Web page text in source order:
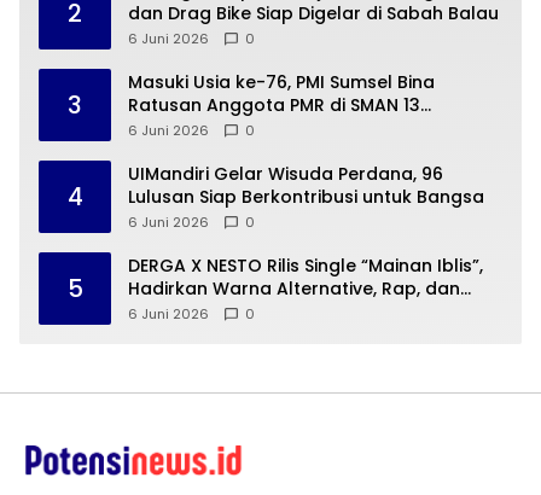
2
dan Drag Bike Siap Digelar di Sabah Balau
6 Juni 2026 0
3
Masuki Usia ke-76, PMI Sumsel Bina
Ratusan Anggota PMR di SMAN 13
Palembang
6 Juni 2026 0
4
UIMandiri Gelar Wisuda Perdana, 96
Lulusan Siap Berkontribusi untuk Bangsa
6 Juni 2026 0
5
DERGA X NESTO Rilis Single “Mainan Iblis”,
Hadirkan Warna Alternative, Rap, dan
Funk Rock yang Lebih Berani
6 Juni 2026 0